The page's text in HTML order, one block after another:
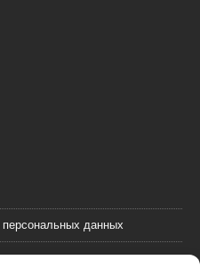
персональных данных
данных